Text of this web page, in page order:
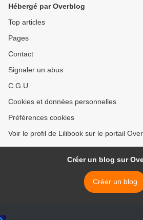
Hébergé par Overblog
Top articles
Pages
Contact
Signaler un abus
C.G.U.
Cookies et données personnelles
Préférences cookies
Voir le profil de Lilibook sur le portail
Créer un blog sur
Créer un blog